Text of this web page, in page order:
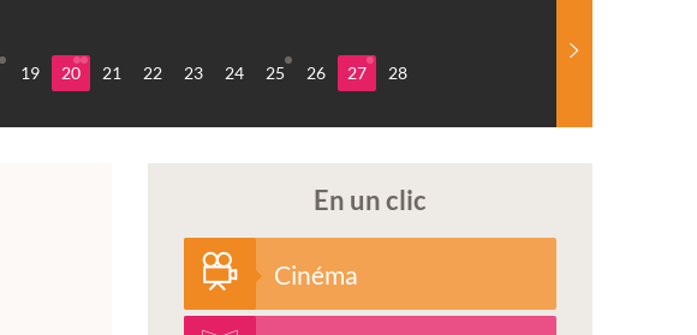
19 20 21 22 23 24 25 26 27 28
En un clic
Cinéma